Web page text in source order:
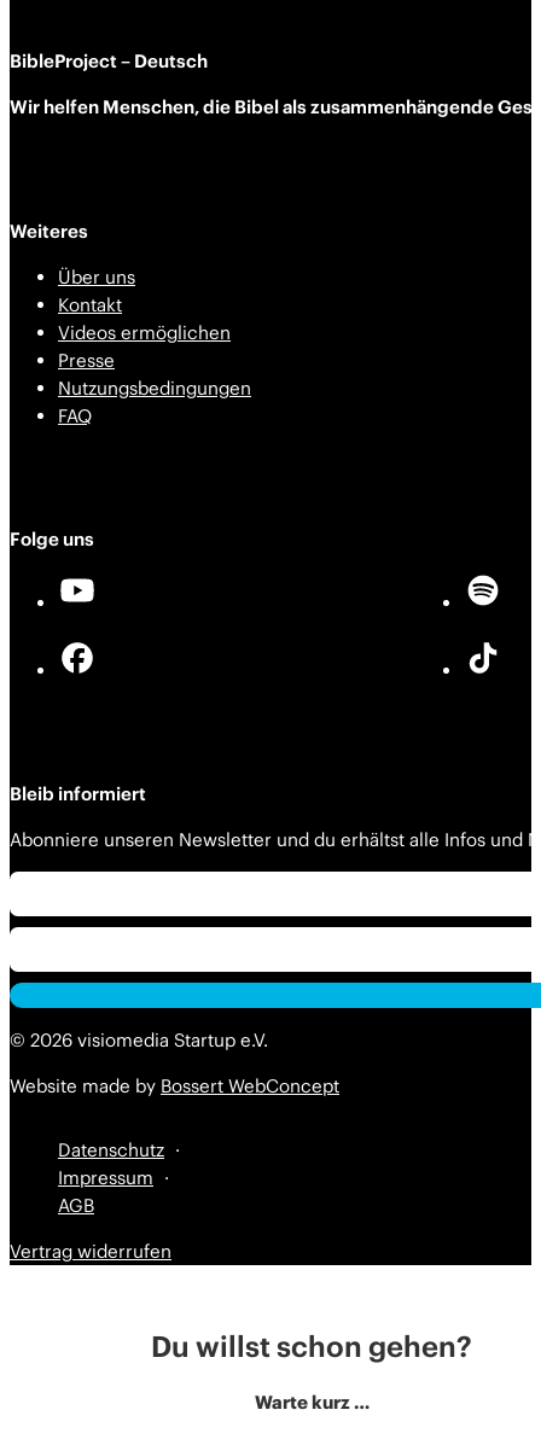
BibleProject – Deutsch
Wir helfen Menschen, die Bibel als zusammen­hängende
Weiteres
Über uns
Kontakt
Videos ermöglichen
Presse
Nutzungsbedingungen
FAQ
Folge uns
Bleib informiert
Abonniere unseren Newsletter und du erhältst alle Infos und
© 2026 visiomedia Startup e.V.
Website made by Bossert WebConcept
Datenschutz
Impressum
AGB
Vertrag widerrufen
Du willst schon gehen?
Warte kurz …